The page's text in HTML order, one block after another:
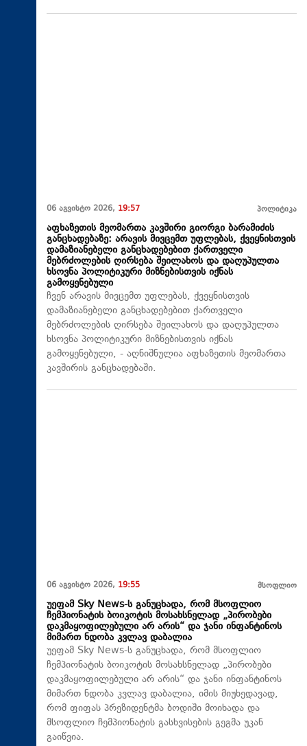
06 აგვისტო 2026, 19:57 პოლიტიკა
აფხაზეთის მეომართა კავშირი გიორგი ბარამიძის
განცხადებაზე: არავის მივცემთ უფლებას, ქვეყნისთვის
დამაზიანებელი განცხადებებით ქართველი
მებრძოლების ღირსება შეილახოს და დაღუპულთა
ხსოვნა პოლიტიკური მიზნებისთვის იქნას
გამოყენებული
ჩვენ არავის მივცემთ უფლებას, ქვეყნისთვის
დამაზიანებელი განცხადებებით ქართველი
მებრძოლების ღირსება შეილახოს და დაღუპულთა
ხსოვნა პოლიტიკური მიზნებისთვის იქნას
გამოყენებული, - აღნიშნულია აფხაზეთის მეომართა
კავშირის განცხადებაში.
06 აგვისტო 2026, 19:55 მსოფლიო
უეფამ Sky News-ს განუცხადა, რომ მსოფლიო
ჩემპიონატის ბოიკოტის მოსახსნელად „პირობები
დაკმაყოფილებული არ არის“ და ჯანი ინფანტინოს
მიმართ ნდობა კვლავ დაბალია
უეფამ Sky News-ს განუცხადა, რომ მსოფლიო
ჩემპიონატის ბოიკოტის მოსახსნელად „პირობები
დაკმაყოფილებული არ არის“ და ჯანი ინფანტინოს
მიმართ ნდობა კვლავ დაბალია, იმის მიუხედავად,
რომ ფიფას პრეზიდენტმა ბოდიში მოიხადა და
მსოფლიო ჩემპიონატის გასხვისების გეგმა უკან
გაიწვია.